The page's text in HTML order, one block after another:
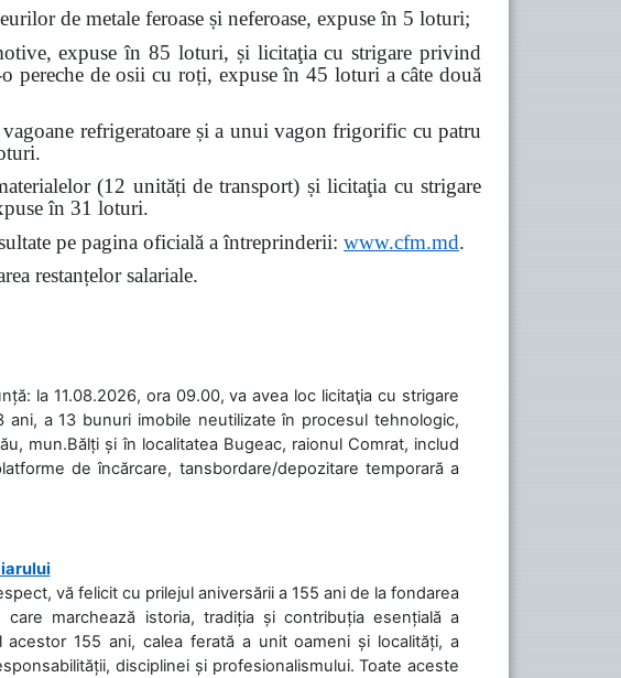
de metale feroase și neferoase, expuse în 5 loturi;
expuse în 85 loturi, și licitaţia cu strigare privind
pereche de osii cu roți, expuse în 45 loturi a câte două
refrigeratoare și a unui vagon frigorific cu patru
(12 unități de transport) și licitaţia cu strigare
în 31 loturi.
pe pagina oficială a întreprinderii: www.cfm.md.
restanțelor salariale.
la 11.08.2026, ora 09.00, va avea loc licitaţia cu strigare
a 13 bunuri imobile neutilizate în procesul tehnologic,
mun.Bălți și în localitatea Bugeac, raionul Comrat, includ
de încărcare, tansbordare/depozitare temporară a
vă felicit cu prilejul aniversării a 155 ani de la fondarea
marchează istoria, tradiția și contribuția esențială a
155 ani, calea ferată a unit oameni și localități, a
disciplinei și profesionalismului. Toate aceste